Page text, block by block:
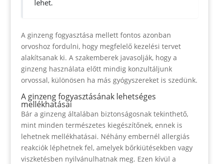
lehet.
A ginzeng fogyasztása mellett fontos azonban
orvoshoz fordulni, hogy megfelelő kezelési tervet
alakítsanak ki. A szakemberek javasolják, hogy a
ginzeng használata előtt mindig konzultáljunk
orvossal, különösen ha más gyógyszereket is szedünk.
A ginzeng fogyasztásának lehetséges
mellékhatásai
Bár a ginzeng általában biztonságosnak tekinthető,
mint minden természetes kiegészítőnek, ennek is
lehetnek mellékhatásai. Néhány embernél allergiás
reakciók léphetnek fel, amelyek bőrkiütésekben vagy
viszketésben nyilvánulhatnak meg. Ezen kívül a